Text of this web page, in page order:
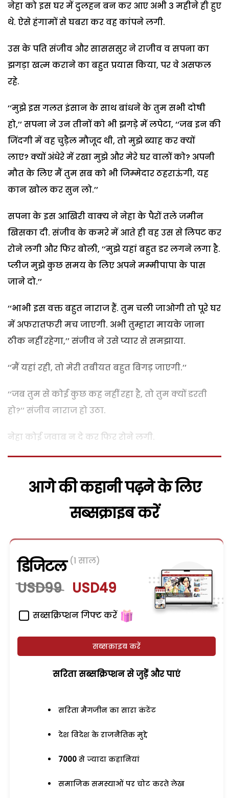
नेहा को इस घर में दुलहन बन कर आए अभी 3 महीने ही हुए
थे. ऐसे हंगामों से घबरा कर वह कांपने लगी.
उस के पति संजीव और सासससुर ने राजीव व सपना का
झगड़ा खत्म कराने का बहुत प्रयास किया, पर वे असफल
रहे.
‘‘मुझे इस गलत इंसान के साथ बांधने के तुम सभी दोषी
हो,’’ सपना ने उन तीनों को भी झगड़े में लपेटा, ‘‘जब इन की
जिंदगी में वह चुड़ैल मौजूद थी, तो मुझे ब्याह कर क्यों
लाए? क्यों अंधेरे में रखा मुझे और मेरे घर वालों को? अपनी
मौत के लिए मैं तुम सब को भी जिम्मेदार ठहराऊंगी, यह
कान खोल कर सुन लो.’’
सपना के इस आखिरी वाक्य ने नेहा के पैरों तले जमीन
खिसका दी. संजीव के कमरे में आते ही वह उस से लिपट कर
रोने लगी और फिर बोली, ‘‘मुझे यहां बहुत डर लगने लगा है.
प्लीज मुझे कुछ समय के लिए अपने मम्मीपापा के पास
जाने दो.’’
‘‘भाभी इस वक्त बहुत नाराज हैं. तुम चली जाओगी तो पूरे घर
में अफरातफरी मच जाएगी. अभी तुम्हारा मायके जाना
ठीक नहीं रहेगा,’’ संजीव ने उसे प्यार से समझाया.
‘‘मैं यहां रही, तो मेरी तबीयत बहुत बिगड़ जाएगी.’’
‘‘जब तुम से कोई कुछ कह नहीं रहा है, तो तुम क्यों डरती
हो?’’ संजीव नाराज हो उठा.
नेहा कोई जवाब न दे कर फिर रोने लगी.
आगे की कहानी पढ़ने के लिए
सब्सक्राइब करें
डिजिटल (1 साल)
USD99 USD49
सब्सक्रिप्शन गिफ्ट करें
सब्सक्राइब करें
सरिता सब्सक्रिप्शन से जुड़ेें और पाएं
सरिता मैगजीन का सारा कंटेंट
देश विदेश के राजनैतिक मुद्दे
7000 से ज्यादा कहानियां
समाजिक समस्याओं पर चोट करते लेख